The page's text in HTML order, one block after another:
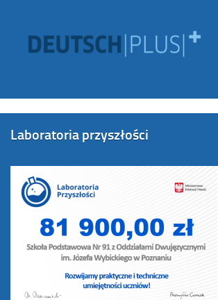
Laboratoria przyszłości